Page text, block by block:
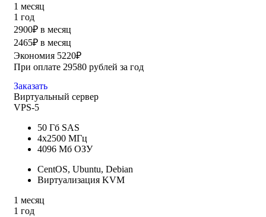
1 месяц
1 год
2900₽ в месяц
2465₽ в месяц
Экономия 5220₽
При оплате 29580 рублей за год
Заказать
Виртуальный сервер
VPS-5
50 Гб SAS
4x2500 МГц
4096 Мб ОЗУ
CentOS, Ubuntu, Debian
Виртуализация KVM
1 месяц
1 год